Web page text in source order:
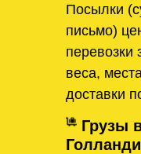
Посылки
письмо)
перевозки
веса,
доставки
Грузы